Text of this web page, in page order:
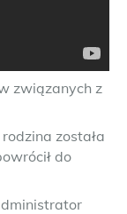
związanych z
została
do